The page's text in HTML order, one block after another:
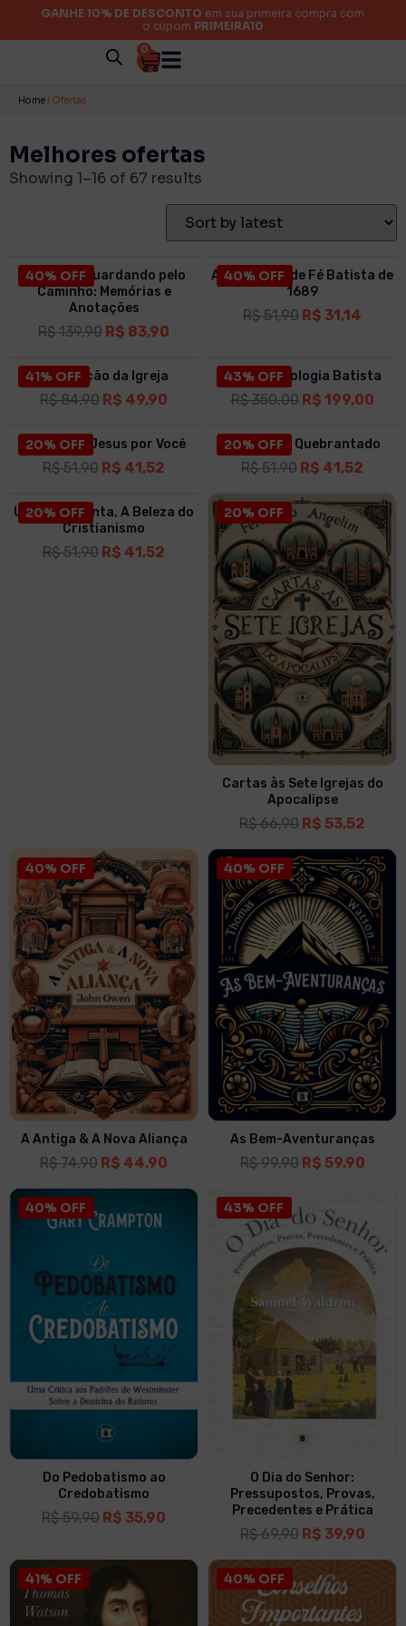
GANHE 10% DE DESCONTO em sua primeira compra com
o cupom PRIMEIRA10
0
Home / Ofertas
Melhores ofertas
Showing 1–16 of 67 results
40% OFF
O que Fui Guardando pelo
Caminho: Memórias e
Anotações
R$139,90 R$ 83,90
40% OFF
A Confissão de Fé Batista de
1689
R$51,90 R$ 31,14
41% OFF
A Nutrição da Igreja
R$84,90 R$ 49,90
43% OFF
BOX | Simbologia Batista
R$350,00 R$ 199,00
20% OFF
O Amor de Jesus por Você
R$51,90 R$ 41,52
20% OFF
O Coração Quebrantado
R$51,90 R$ 41,52
20% OFF
Uma Vida Santa, A Beleza do
Cristianismo
R$51,90 R$ 41,52
20% OFF
Cartas às Sete Igrejas do
Apocalipse
R$66,90 R$ 53,52
40% OFF
A Antiga & A Nova Aliança
R$74,90 R$ 44,90
40% OFF
As Bem-Aventuranças
R$99,90 R$ 59,90
40% OFF
Do Pedobatismo ao
Credobatismo
R$59,90 R$ 35,90
43% OFF
O Dia do Senhor:
Pressupostos, Provas,
Precedentes e Prática
R$69,90 R$ 39,90
41% OFF 40% OFF